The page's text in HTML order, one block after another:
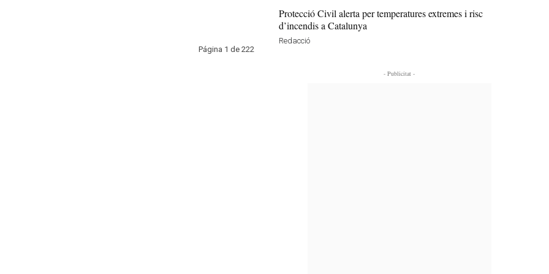
Página 1 de 222
Protecció Civil alerta per temperatures extremes i risc
d’incendis a Catalunya
Redacció
- Publicitat -